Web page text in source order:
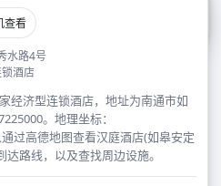
查看
水路4号
酒店
经济型连锁酒店，地址为南通市如
。地理坐标：
过高德地图查看汉庭酒店(如皋安定
路线，以及查找周边设施。